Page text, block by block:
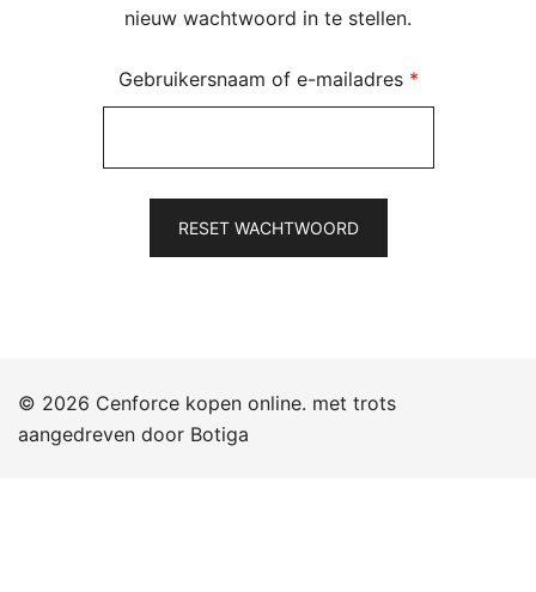
nieuw wachtwoord in te stellen.
Gebruikersnaam of e-mailadres *Vereist
RESET WACHTWOORD
© 2026 Cenforce kopen online. met trots
aangedreven door Botiga